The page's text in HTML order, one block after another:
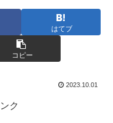
はてブ
コピー
2023.10.01
ク